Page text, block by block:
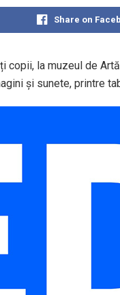
Share on
la muzeul de
și sunete, printre